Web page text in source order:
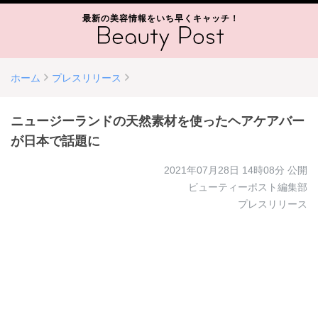
最新の美容情報をいち早くキャッチ！
ホーム プレスリリース
ニュージーランドの天然素材を使ったヘアケアバー
が日本で話題に
2021年07月28日 14時08分 公開
ビューティーポスト編集部
プレスリリース